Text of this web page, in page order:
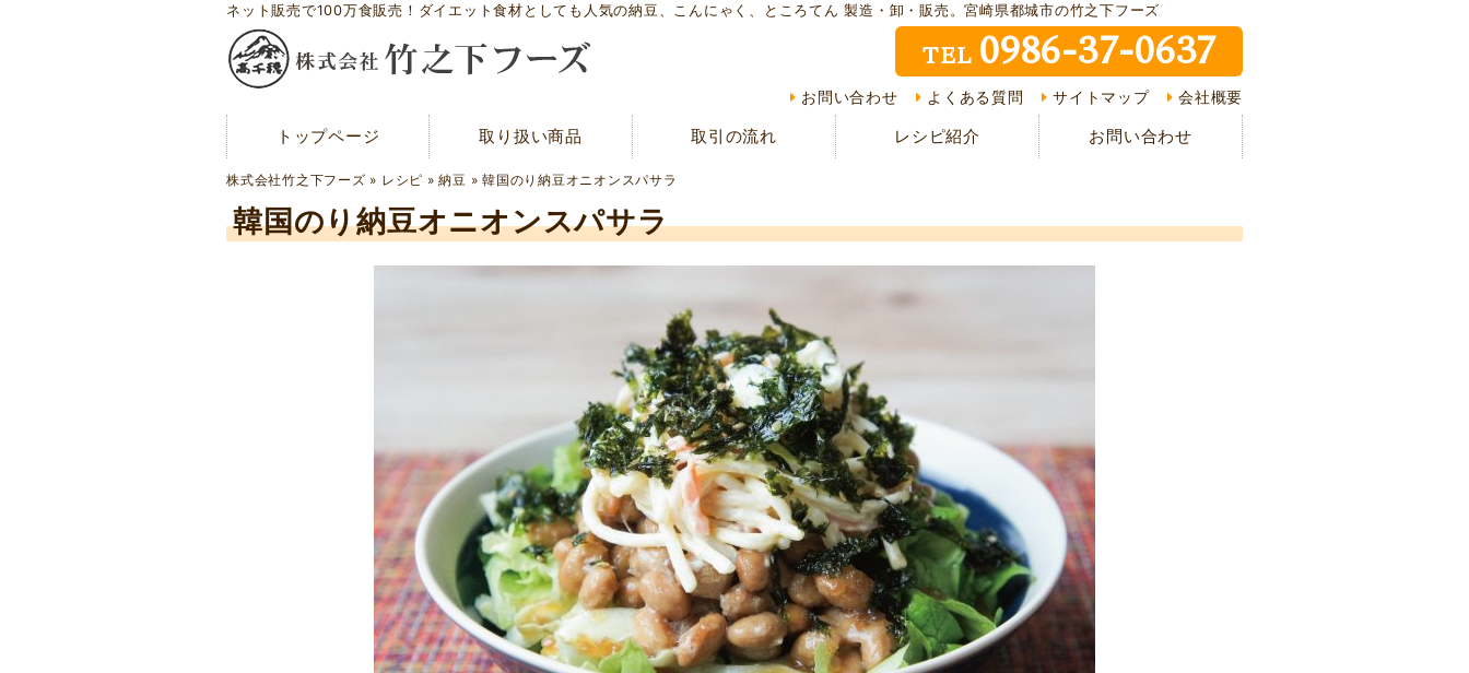
ネット販売で100万食販売！ダイエット食材としても人気の納豆、こんにゃく、ところてん 製造・卸・販売。宮崎県都城市の竹之下フーズ
TEL 0986-37-0637
お問い合わせ よくある質問 サイトマップ 会社概要
トップページ 取り扱い商品 取引の流れ レシピ紹介 お問い合わせ
株式会社竹之下フーズ » レシピ »納豆 » 韓国のり納豆オニオンスパサラ
韓国のり納豆オニオンスパサラ
トップページ レシピ紹介
メディア紹介 CMギャラリー お客様の声
会社概要 現在の取り組み 取引の流れ
サイトマップ